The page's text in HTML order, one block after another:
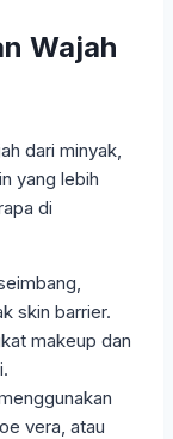
Wajah
dari minyak,
yang lebih
di
skin barrier.
makeup dan
vera, atau